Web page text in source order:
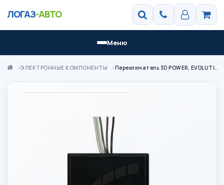
ЛОГАЗ-АВТО
Меню
ЭЛЕКТРОННЫЕ КОМПОНЕНТЫ Переключатель 3D POWER, EVOLUTION, MAXI